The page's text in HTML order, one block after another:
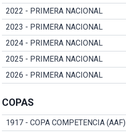
2022 - PRIMERA NACIONAL
2023 - PRIMERA NACIONAL
2024 - PRIMERA NACIONAL
2025 - PRIMERA NACIONAL
2026 - PRIMERA NACIONAL
COPAS
1917 - COPA COMPETENCIA (AAF)